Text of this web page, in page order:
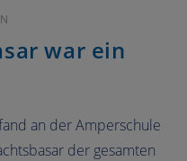
war ein
an der Amperschule
der gesamten